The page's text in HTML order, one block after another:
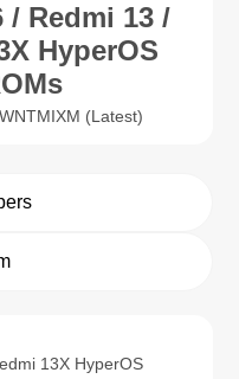
/ Redmi 13 /
HyperOS
(Latest)
13X HyperOS